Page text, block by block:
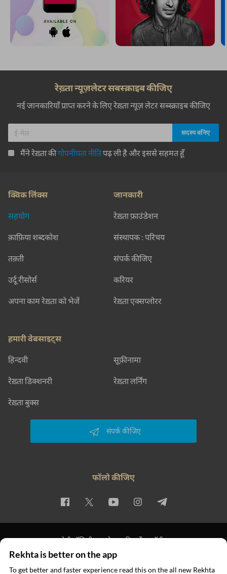
रेख़्ता न्यूज़लेटर सबस्क्राइब कीजिए
नई जानकारियाँ प्राप्त करने के लिए रेख़्ता न्यूज़ लेटर सब्स्क्राइब कीजिए
मैंने रेख़्ता कीगोपनीयता नीतिपढ़ ली है और इससे सहमत हूँ
क्विक लिंक्स
सहयोग
क़ाफ़िया शब्दकोश
तक़्ती
उर्दू रीसोर्स
अपना काम रेख़्ता को भेजें
जानकारी
रेख़्ता फ़ाउंडेशन
संस्थापक : परिचय
संपर्क कीजिए
करियर
रेख़्ता एक्सप्लोरर
हमारी वेबसाइट्स
हिन्दवी सूफ़ीनामा
रेख़्ता डिक्शनरी रेख़्ता लर्निंग
रेख़्ता बुक्स
संपर्क कीजिए
फॉलो कीजिए
प्राइवेसी पॉलिसी इस्तेमाल की शर्तें कॉपीराइट
© 2026 Rekhta™ Foundation. All rights reserved.
Rekhta is better on the app
To get better and faster experience read this on the all new Rekhta